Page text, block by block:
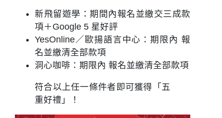
新飛留遊學：期間內報名並繳交三成款
項＋Google 5 星好評
YesOnline／歐揚語言中心：期限內 報
名並繳清全部款項
洞心咖啡：期限內 報名並繳清全部款項
符合以上任一條件者即可獲得「五
重好禮」！